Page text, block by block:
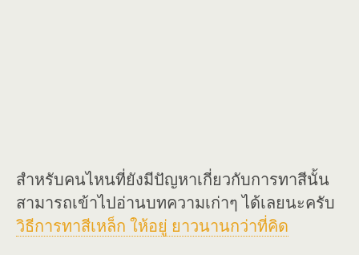
สำหรับคนไหนที่ยังมีปัญหาเกี่ยวกับการทาสีนั้น
สามารถเข้าไปอ่านบทความเก่าๆ ได้เลยนะครับ
วิธีการทาสีเหล็ก ให้อยู่ ยาวนานกว่าที่คิด